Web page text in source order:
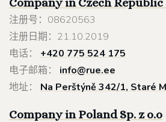
注册号：08620563
注册日期：21.10.2019
电话： +420 775 524 175
电子邮箱： info@rue.ee
地址： Na Perštýně 342/1, Staré
Company in PolandSp. z o.o